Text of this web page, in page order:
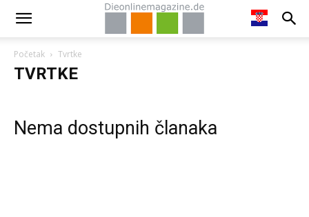
Početak Tvrtke
TVRTKE
Nema dostupnih članaka